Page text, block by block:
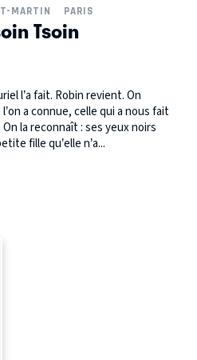
MARTIN
PARIS
Tsoin
l’a fait. Robin revient. On
a connue, celle qui a nous fait
la reconnaît : ses yeux noirs
fille qu’elle n’a...